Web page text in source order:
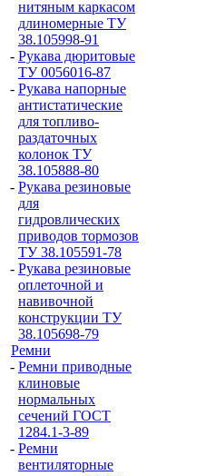
нитяным каркасом
длиномерные ТУ
38.105998-91
- Рукава дюритовые
ТУ 0056016-87
- Рукава напорные
антистатические
для топливо-
раздаточных
колонок ТУ
38.105888-80
- Рукава резиновые
для
гидровлических
приводов тормозов
ТУ 38.105591-78
- Рукава резиновые
оплеточной и
навивочной
конструкции ТУ
38.105698-79
Ремни
- Ремни приводные
клиновые
нормальных
сечений ГОСТ
1284.1-3-89
- Ремни
вентиляторные